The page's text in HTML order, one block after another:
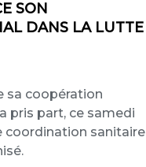
SON
DANS LA LUTTE
sa coopération
pris part, ce samedi
coordination sanitaire